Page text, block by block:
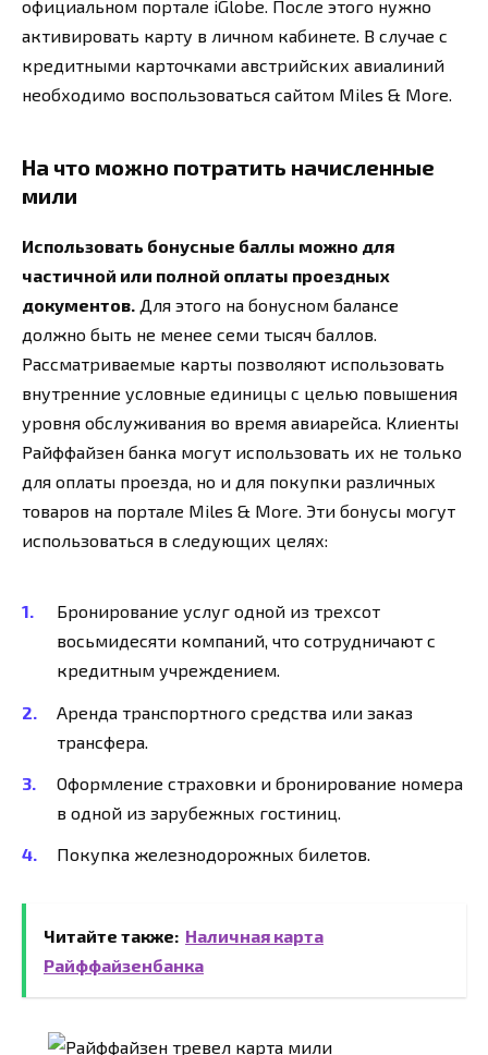
официальном портале iGlobe. После этого нужно
активировать карту в личном кабинете. В случае с
кредитными карточками австрийских авиалиний
необходимо воспользоваться сайтом Miles & More.
На что можно потратить начисленные
мили
Использовать бонусные баллы можно для
частичной или полной оплаты проездных
документов. Для этого на бонусном балансе
должно быть не менее семи тысяч баллов.
Рассматриваемые карты позволяют использовать
внутренние условные единицы с целью повышения
уровня обслуживания во время авиарейса. Клиенты
Райффайзен банка могут использовать их не только
для оплаты проезда, но и для покупки различных
товаров на портале Miles & More. Эти бонусы могут
использоваться в следующих целях:
Бронирование услуг одной из трехсот
восьмидесяти компаний, что сотрудничают с
кредитным учреждением.
Аренда транспортного средства или заказ
трансфера.
Оформление страховки и бронирование номера
в одной из зарубежных гостиниц.
Покупка железнодорожных билетов.
Читайте также: Наличная карта
Райффайзенбанка